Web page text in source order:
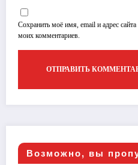
Сохранить моё имя, email и адрес
моих комментариев.
Возможно, вы